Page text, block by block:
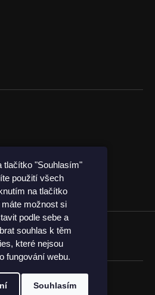
tlačítko "Souhlasím"
použití všech
na tlačítko
možnost si
podle sebe a
souhlas k těm
které nejsou
fungování webu.
Souhlasím